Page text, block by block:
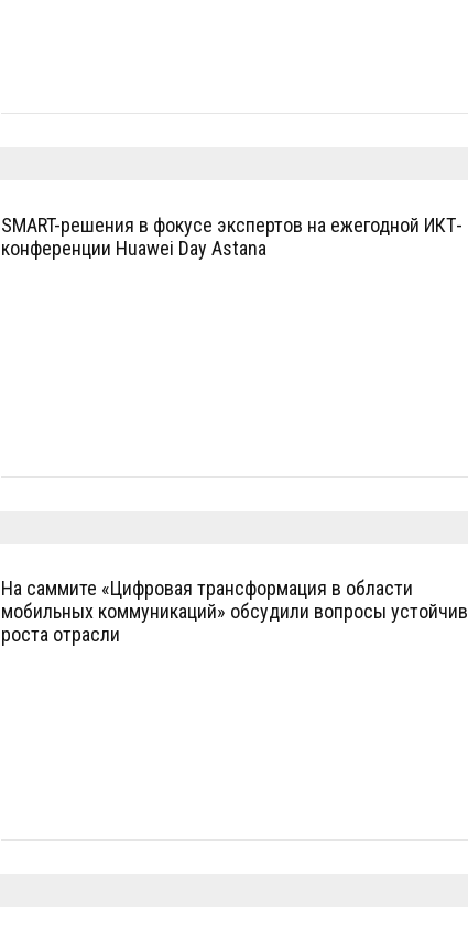
SMART-решения в фокусе экспертов на ежегодной ИКТ-
конференции Huawei Day Astana
На саммите «Цифровая трансформация в области
мобильных коммуникаций» обсудили вопросы
роста отрасли